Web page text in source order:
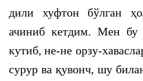
дили хуфтон бўлган
ачиниб кетдим. Мен
кутиб, не-не орзу-
сурур ва қувонч, шу